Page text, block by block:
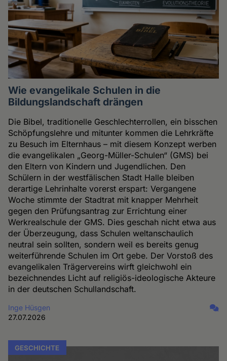
Wie evangelikale Schulen in die
Bildungslandschaft drängen
Die Bibel, traditionelle Geschlechterrollen, ein bisschen
Schöpfungslehre und mitunter kommen die Lehrkräfte
zu Besuch im Elternhaus – mit diesem Konzept werben
die evangelikalen „Georg-Müller-Schulen“ (GMS) bei
den Eltern von Kindern und Jugendlichen. Den
Schülern in der westfälischen Stadt Halle bleiben
derartige Lehrinhalte vorerst erspart: Vergangene
Woche stimmte der Stadtrat mit knapper Mehrheit
gegen den Prüfungsantrag zur Errichtung einer
Werkrealschule der GMS. Dies geschah nicht etwa aus
der Überzeugung, dass Schulen weltanschaulich
neutral sein sollten, sondern weil es bereits genug
weiterführende Schulen im Ort gebe. Der Vorstoß des
evangelikalen Trägervereins wirft gleichwohl ein
bezeichnendes Licht auf religiös-ideologische Akteure
in der deutschen Schullandschaft.
Inge Hüsgen
27.07.2026
GESCHICHTE